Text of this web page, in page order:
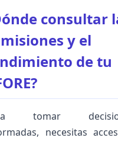
consultar
y el
de tu
tomar
necesitas